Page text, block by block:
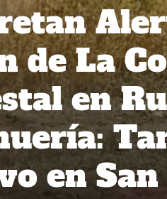
de La
en
en San